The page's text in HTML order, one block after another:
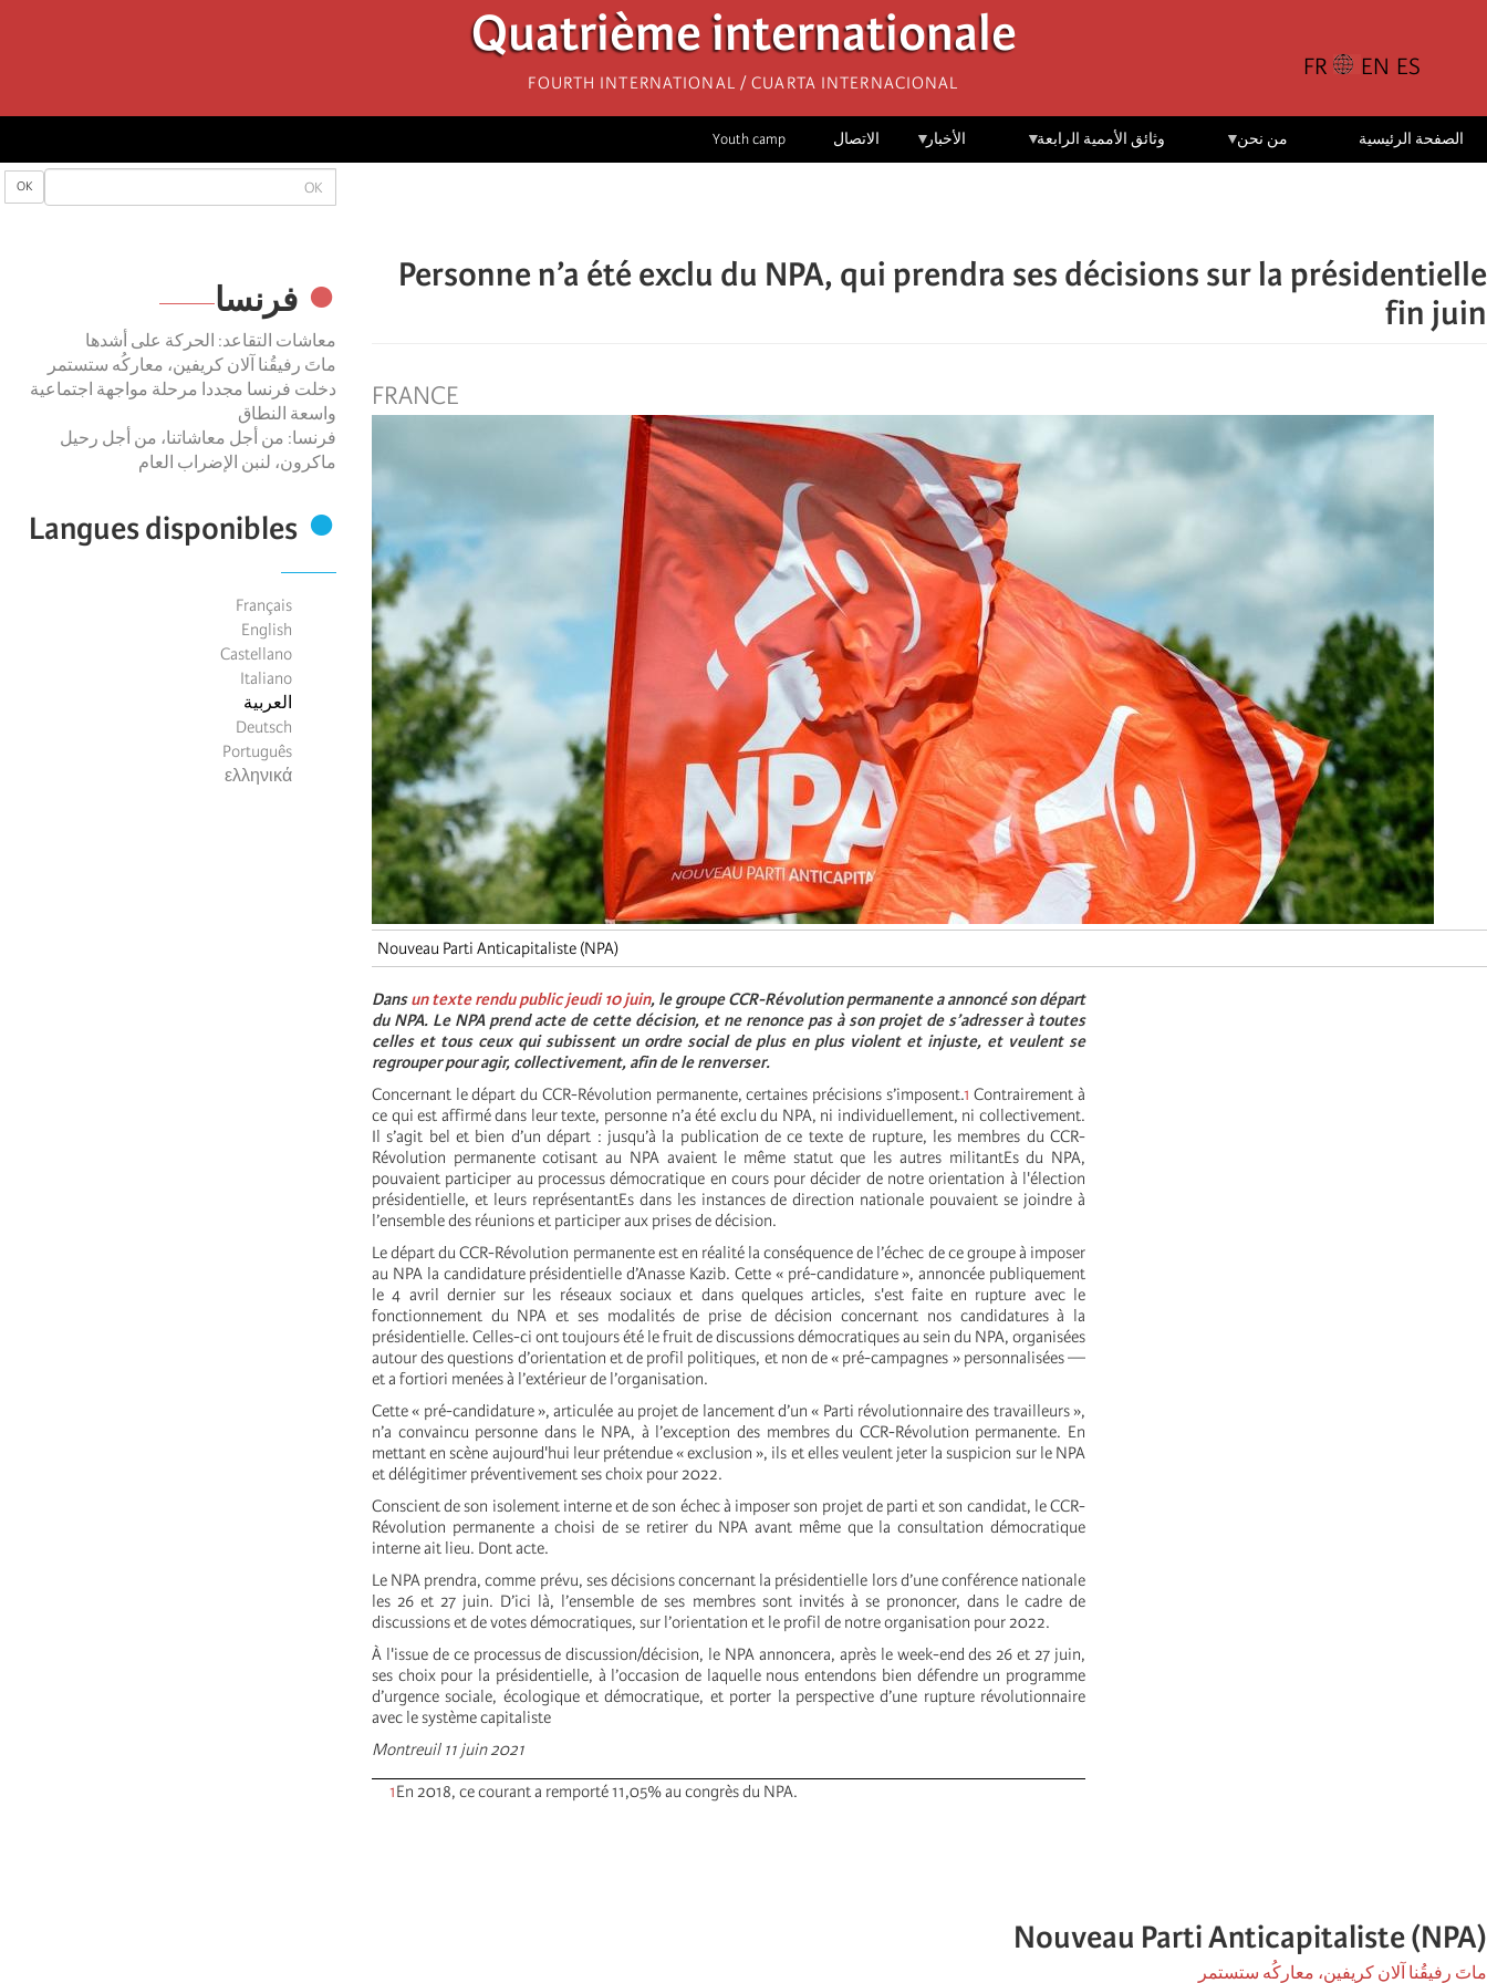
Quatrième internationale
Fourth International / Cuarta Internacional
الصفحة الرئيسية من نحن وثائق الأممية الرابعة الأخبار الاتصال Youth camp
OK
OK
فرنسا
معاشات التقاعد: الحركة على أشدها
ماتَ رفيقُنا آلان كريفين، معاركُه ستستمر
دخلت فرنسا مجددا مرحلة مواجهة اجتماعية
واسعة النطاق
فرنسا: من أجل معاشاتنا، من أجل رحيل
ماكرون، لنبن الإضراب العام
Langues disponibles
Français
English
Castellano
Italiano
العربية
Deutsch
Português
ελληνικά
Personne n’a été exclu du NPA, qui prendra ses décisions sur la présidentielle
fin juin
FRANCE
Nouveau Parti Anticapitaliste (NPA)
Dansun texte rendu public jeudi 10 juin, le groupe CCR-Révolution permanente a annoncé son départ
du NPA. Le NPA prend acte de cette décision, et ne renonce pas à son projet de s’adresser à toutes
celles et tous ceux qui subissent un ordre social de plus en plus violent et injuste, et veulent se
regrouper pour agir, collectivement, afin de le renverser.
Concernant le départ du CCR-Révolution permanente, certaines précisions s’imposent.1 Contrairement à
ce qui est affirmé dans leur texte, personne n’a été exclu du NPA, ni individuellement, ni collectivement.
Il s’agit bel et bien d’un départ : jusqu’à la publication de ce texte de rupture, les membres du CCR-
Révolution permanente cotisant au NPA avaient le même statut que les autres militantEs du NPA,
pouvaient participer au processus démocratique en cours pour décider de notre orientation à l'élection
présidentielle, et leurs représentantEs dans les instances de direction nationale pouvaient se joindre à
l’ensemble des réunions et participer aux prises de décision.
Le départ du CCR-Révolution permanente est en réalité la conséquence de l’échec de ce groupe à imposer
au NPA la candidature présidentielle d’Anasse Kazib. Cette « pré-candidature », annoncée publiquement
le 4 avril dernier sur les réseaux sociaux et dans quelques articles, s'est faite en rupture avec le
fonctionnement du NPA et ses modalités de prise de décision concernant nos candidatures à la
présidentielle. Celles-ci ont toujours été le fruit de discussions démocratiques au sein du NPA, organisées
autour des questions d’orientation et de profil politiques, et non de « pré-campagnes » personnalisées —
et a fortiori menées à l’extérieur de l’organisation.
Cette « pré-candidature », articulée au projet de lancement d’un « Parti révolutionnaire des travailleurs »,
n’a convaincu personne dans le NPA, à l’exception des membres du CCR-Révolution permanente. En
mettant en scène aujourd'hui leur prétendue « exclusion », ils et elles veulent jeter la suspicion sur le NPA
et délégitimer préventivement ses choix pour 2022.
Conscient de son isolement interne et de son échec à imposer son projet de parti et son candidat, le CCR-
Révolution permanente a choisi de se retirer du NPA avant même que la consultation démocratique
interne ait lieu. Dont acte.
Le NPA prendra, comme prévu, ses décisions concernant la présidentielle lors d’une conférence nationale
les 26 et 27 juin. D’ici là, l’ensemble de ses membres sont invités à se prononcer, dans le cadre de
discussions et de votes démocratiques, sur l’orientation et le profil de notre organisation pour 2022.
À l'issue de ce processus de discussion/décision, le NPA annoncera, après le week-end des 26 et 27 juin,
ses choix pour la présidentielle, à l’occasion de laquelle nous entendons bien défendre un programme
d’urgence sociale, écologique et démocratique, et porter la perspective d’une rupture révolutionnaire
avec le système capitaliste
Montreuil 11 juin 2021
1En 2018, ce courant a remporté 11,05% au congrès du NPA.
Nouveau Parti Anticapitaliste (NPA)
ماتَ رفيقُنا آلان كريفين، معاركُه ستستمر